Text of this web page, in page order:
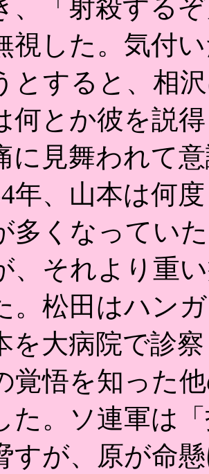
、「射殺する
視した。気付
とすると、相
何とか彼を説
に見舞われて
年、山本は何
多くなってい
、それより重
。松田はハン
を大病院で診
覚悟を知った
た。ソ連軍は
すが、原が命